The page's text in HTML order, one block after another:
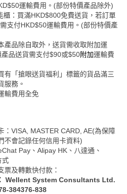
運輸費用。(部份特價產品除外)
櫃：買滿HKD$800免費送貨，若訂單
支付HKD$50運輸費用。(部份特價產
產品除自取外，送貨需收取附加運
品送貨需支付$90或$50附加運輸費
有「搶眼送貨福利」標籤的貨品滿三
服務。
輸費用全免
：VISA, MASTER CARD, AE(為保障
不會記錄任何信用卡資料)
Pay、Alipay HK、八達通、
式
票及轉數快付款：
Wellent System Consultants Ltd.
384376-838